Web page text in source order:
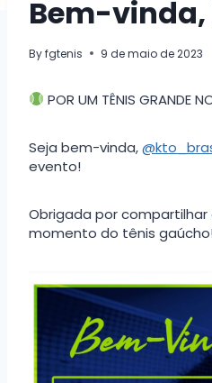
Bem-vinda,
Byfgtenis 9 de maio de 2023
POR UM TÊNIS GRANDE
Seja bem-vinda,
evento!
Obrigada por
momento do tênis gaúcho!